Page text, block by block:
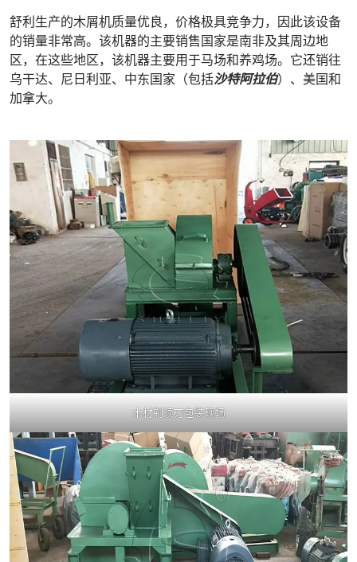
舒利生产的木屑机质量优良，价格极具竞争力，因此该设备
的销量非常高。该机器的主要销售国家是南非及其周边地
区，在这些地区，该机器主要用于马场和养鸡场。它还销往
乌干达、尼日利亚、中东国家（包括沙特阿拉伯）、美国和
加拿大。
木材剃须刀包装现场